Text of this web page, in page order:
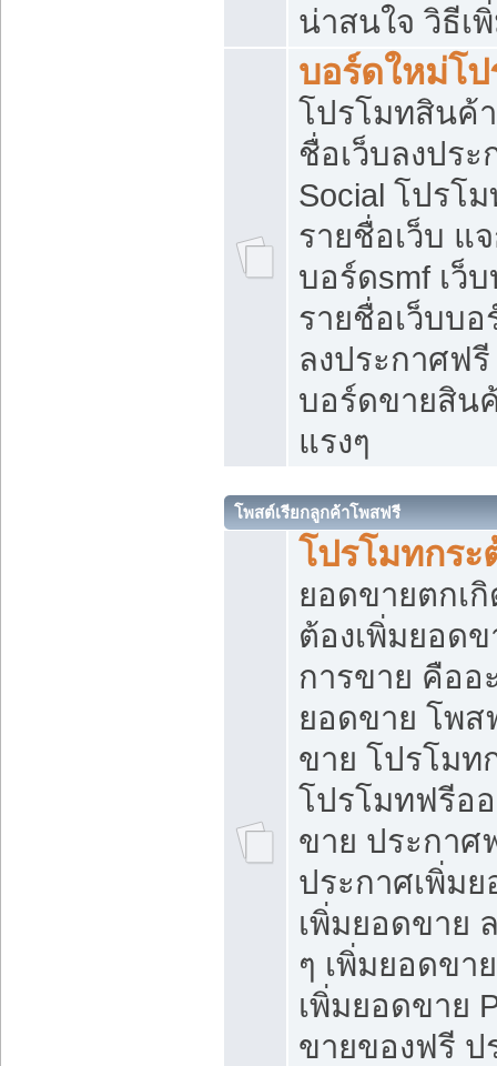
น่าสนใจ วิธีเ
บอร์ดใหม่โ
โปรโมทสินค้
ชื่อเว็บลงปร
Social โปรโ
รายชื่อเว็บ แ
บอร์ดsmf เว็
รายชื่อเว็บบ
ลงประกาศฟรี
บอร์ดขายสิน
แรงๆ
โพสต์เรียกลูกค้าโพสฟรี
โปรโมทกร
ยอดขายตกเ
ต้องเพิ่มยอด
การขาย คืออ
ยอดขาย โพส
ขาย โปรโมท
โปรโมทฟรีอ
ขาย ประกาศ
ประกาศเพิ่ม
เพิ่มยอดขาย
ๆ เพิ่มยอดขา
เพิ่มยอดขาย
ขายของฟรี ป